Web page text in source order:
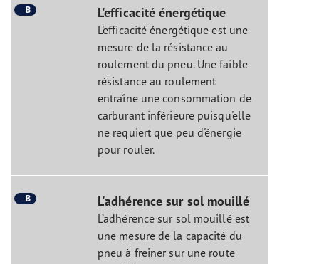
B L'efficacité énergétique
L'efficacité énergétique est une
mesure de la résistance au
roulement du pneu. Une faible
résistance au roulement
entraîne une consommation de
carburant inférieure puisqu'elle
ne requiert que peu d'énergie
pour rouler.
B L'adhérence sur sol mouillé
L’adhérence sur sol mouillé est
une mesure de la capacité du
pneu à freiner sur une route